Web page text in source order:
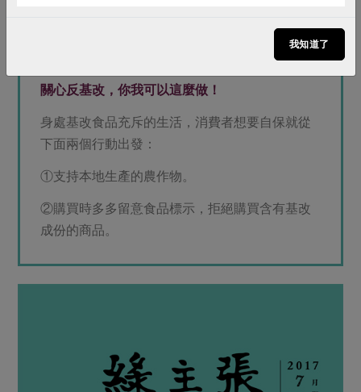
關心反基改，你我可以這麼做！
身處基改食品充斥的生活，消費者想要自保就從
下面兩個行動出發：
①支持本地生產的農作物。
②購買時多多留意食品標示，拒絕購買含有基改
成份的商品。
我知道了